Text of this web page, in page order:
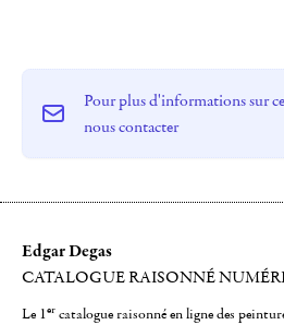
Pour plus d'informations sur
nous contacter
Edgar Degas
CATALOGUE RAISONNÉ
Le 1er catalogue raisonné en ligne des